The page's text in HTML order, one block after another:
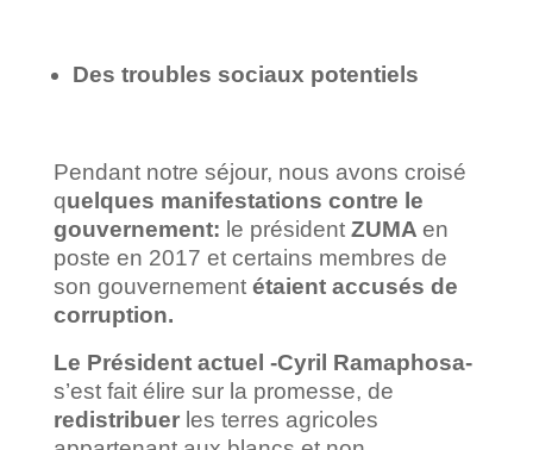
Des troubles sociaux potentiels
Pendant notre séjour, nous avons croisé
quelques manifestations contre le
gouvernement: le président ZUMA en
poste en 2017 et certains membres de
son gouvernement étaient accusés de
corruption.
Le Président actuel -Cyril Ramaphosa-
s’est fait élire sur la promesse, de
redistribuerles terres agricoles